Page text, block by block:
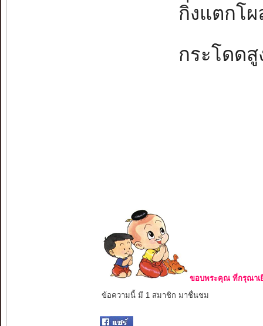
กิ่งแตกโ
กระโดด
ขอบพระคุณ ที่กรุณาเ
ข้อความนี้ มี 1 สมาชิก มาชื่นชม